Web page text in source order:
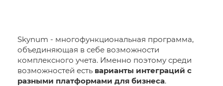
Skynum - многофункциональная программа,
объединяющая в себе возможности
комплексного учета. Именно поэтому среди
возможностей есть варианты интеграций с
разными платформами для бизнеса.